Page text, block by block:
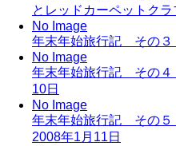
とレッドカーペットクラ
No Image
年末年始旅行記 その
No Image
年末年始旅行記 その
10日
No Image
年末年始旅行記 その
2008年1月11日